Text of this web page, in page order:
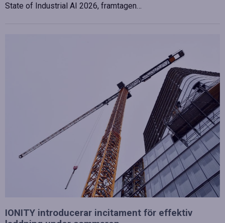
State of Industrial AI 2026, framtagen…
IONITY introducerar incitament för effektiv